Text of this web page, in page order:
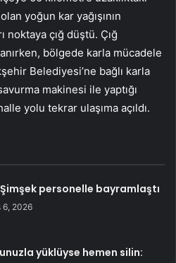
yoğun kar yağışının
noktaya çığ düştü. Çığ
bölgede karla mücadele
Belediyesi’ne bağlı karla
makinesi ile yaptığı
yolu tekrar ulaşıma açıldı.
personelle bayramlaştı
6, 2026
yüklüyse hemen silin: